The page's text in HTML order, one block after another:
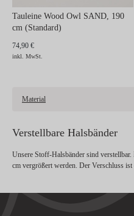
Tauleine Wood Owl SAND, 190
cm (Standard)
74,90 €
inkl. MwSt.
Material
Verstellbare Halsbänder
Unsere Stoff-Halsbänder sind
cm vergrößert werden. Der Verschluss ist